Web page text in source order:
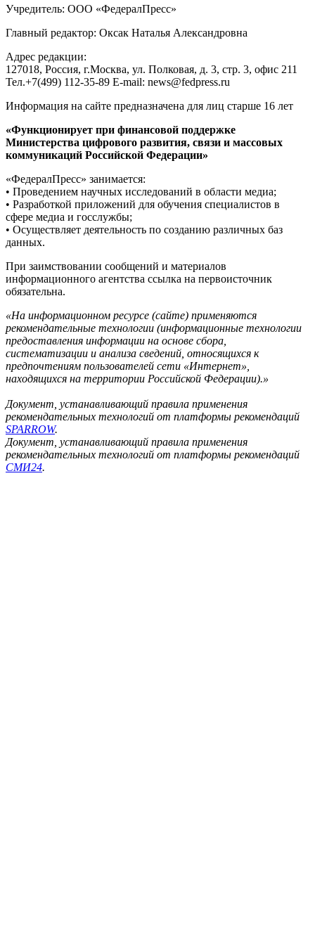
Учредитель: ООО «ФедералПресс»
Главный редактор: Оксак Наталья Александровна
Адрес редакции:
127018, Россия, г.Москва, ул. Полковая, д. 3, стр. 3, офис 211
Тел.+7(499) 112-35-89 E-mail: news@fedpress.ru
Информация на сайте предназначена для лиц старше 16 лет
«Функционирует при финансовой поддержке
Министерства цифрового развития, связи и массовых
коммуникаций Российской Федерации»
«ФедералПресс» занимается:
• Проведением научных исследований в области медиа;
• Разработкой приложений для обучения специалистов в
сфере медиа и госслужбы;
• Осуществляет деятельность по созданию различных баз
данных.
При заимствовании сообщений и материалов
информационного агентства ссылка на первоисточник
обязательна.
«На информационном ресурсе (сайте) применяются
рекомендательные технологии (информационные технологии
предоставления информации на основе сбора,
систематизации и анализа сведений, относящихся к
предпочтениям пользователей сети «Интернет»,
находящихся на территории Российской Федерации).»
Документ, устанавливающий правила применения
рекомендательных технологий от платформы рекомендаций
SPARROW.
Документ, устанавливающий правила применения
рекомендательных технологий от платформы рекомендаций
СМИ24.